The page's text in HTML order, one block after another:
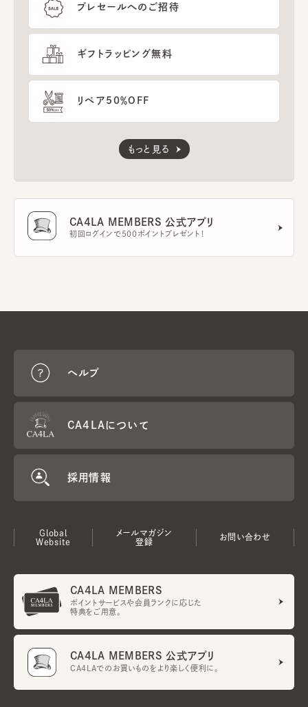
プレセールへのご招待
ギフトラッピング無料
リペア50％OFF
もっと見る
CA4LA MEMBERS 公式アプリ
初回ログインで500ポイントプレゼント！
ヘルプ
CA4LAについて
採用情報
Global
Website
メールマガジン
登録
お問い合わせ
CA4LA MEMBERS
ポイントサービスや会員ランクに応じた
特典をご用意。
CA4LA MEMBERS 公式アプリ
CA4LAでのお買いものをより楽しく便利に。